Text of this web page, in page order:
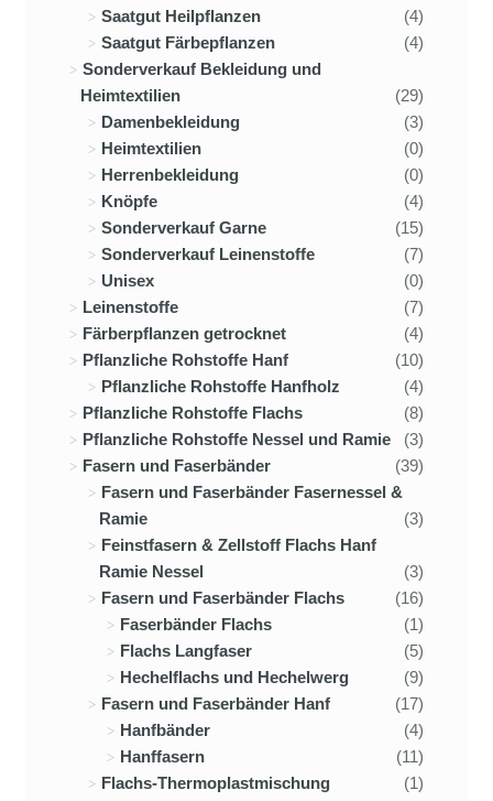
Saatgut Heilpflanzen
(4)
Saatgut Färbepflanzen
(4)
Sonderverkauf Bekleidung und
Heimtextilien
(29)
Damenbekleidung
(3)
Heimtextilien
(0)
Herrenbekleidung
(0)
Knöpfe
(4)
Sonderverkauf Garne
(15)
Sonderverkauf Leinenstoffe
(7)
Unisex
(0)
Leinenstoffe
(7)
Färberpflanzen getrocknet
(4)
Pflanzliche Rohstoffe Hanf
(10)
Pflanzliche Rohstoffe Hanfholz
(4)
Pflanzliche Rohstoffe Flachs
(8)
Pflanzliche Rohstoffe Nessel und Ramie
(3)
Fasern und Faserbänder
(39)
Fasern und Faserbänder Fasernessel &
Ramie
(3)
Feinstfasern & Zellstoff Flachs Hanf
Ramie Nessel
(3)
Fasern und Faserbänder Flachs
(16)
Faserbänder Flachs
(1)
Flachs Langfaser
(5)
Hechelflachs und Hechelwerg
(9)
Fasern und Faserbänder Hanf
(17)
Hanfbänder
(4)
Hanffasern
(11)
Flachs-Thermoplastmischung
(1)